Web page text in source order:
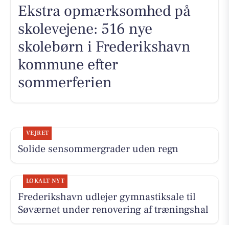
Ekstra opmærksomhed på
skolevejene: 516 nye
skolebørn i Frederikshavn
kommune efter
sommerferien
VEJRET
Solide sensommergrader uden regn
LOKALT NYT
Frederikshavn udlejer gymnastiksale til
Søværnet under renovering af træningshal